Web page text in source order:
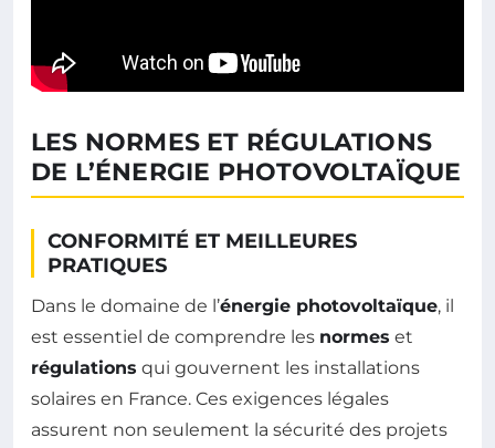
LES NORMES ET RÉGULATIONS
DE L’ÉNERGIE PHOTOVOLTAÏQUE
CONFORMITÉ ET MEILLEURES
PRATIQUES
Dans le domaine de l’énergie photovoltaïque, il
est essentiel de comprendre les normes et
régulations qui gouvernent les installations
solaires en France. Ces exigences légales
assurent non seulement la sécurité des projets